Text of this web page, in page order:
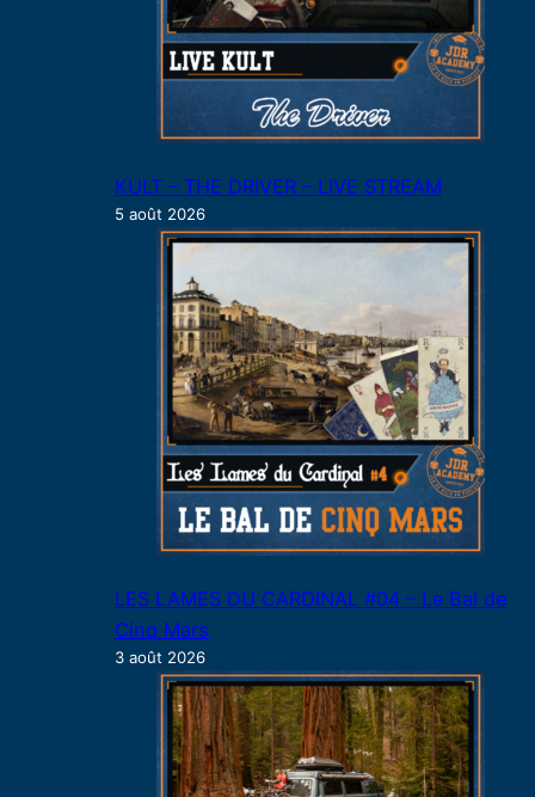
KULT – THE DRIVER – LIVE STREAM
5 août 2026
LES LAMES DU CARDINAL #04 – Le Bal de
Cinq Mars
3 août 2026